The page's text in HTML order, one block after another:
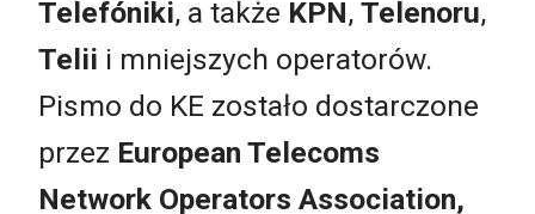
Telefóniki, a także KPN, Telenoru,
Telii i mniejszych operatorów.
Pismo do KE zostało dostarczone
przez European Telecoms
Network Operators Association,